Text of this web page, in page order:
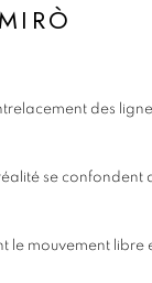
des
réalité se
le mouvement libre